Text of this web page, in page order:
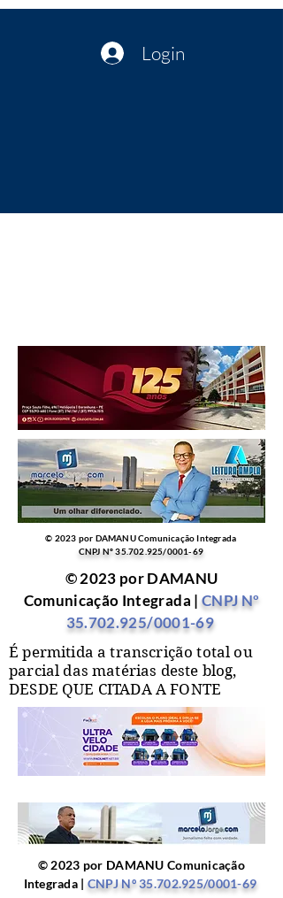
Login
© 2023 por DAMANU Comunicação Integrada
CNPJ Nº35.702.925/0001-69
© 2023 por DAMANU
Comunicação Integrada | CNPJ Nº
35.702.925/0001-69
É permitida a transcrição total ou
parcial das matérias deste blog,
DESDE QUE CITADA A FONTE
© 2023 por DAMANU Comunicação
Integrada | CNPJ Nº35.702.925/0001-69